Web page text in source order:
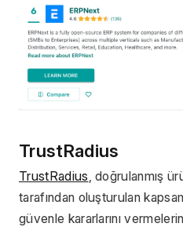
TrustRadius
TrustRadius , doğrulanmış
tarafından oluşturulan
güvenle kararlarını